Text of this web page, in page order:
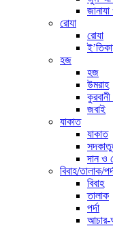
রোযা
রোযা
হজ
হজ
উমরাহ
জবাই
যাকাত
যাকাত
দান ও
বিবাহ/তালাক/
বিবাহ
তালাক
পর্দা